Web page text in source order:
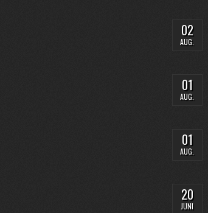
02
AUG.
01
AUG.
01
AUG.
20
JUNI